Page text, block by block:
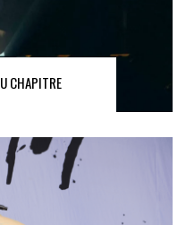
CHAPITRE